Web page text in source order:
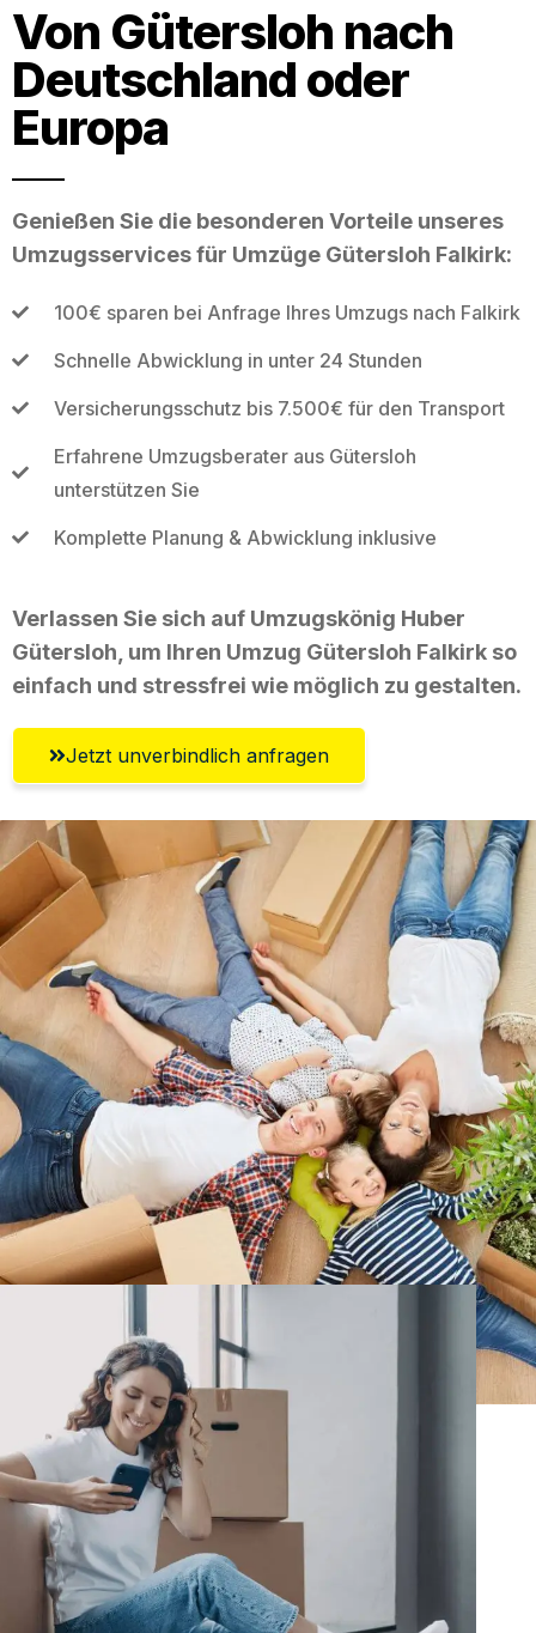
Von Gütersloh nach
Deutschland oder
Europa
Genießen Sie die besonderen Vorteile unseres
Umzugsservices für Umzüge Gütersloh Falkirk:
100€ sparen bei Anfrage Ihres Umzugs nach Falkirk
Schnelle Abwicklung in unter 24 Stunden
Versicherungsschutz bis 7.500€ für den Transport
Erfahrene Umzugsberater aus Gütersloh
unterstützen Sie
Komplette Planung & Abwicklung inklusive
Verlassen Sie sich auf Umzugskönig Huber
Gütersloh, um Ihren Umzug Gütersloh Falkirk so
einfach und stressfrei wie möglich zu gestalten.
Jetzt unverbindlich anfragen